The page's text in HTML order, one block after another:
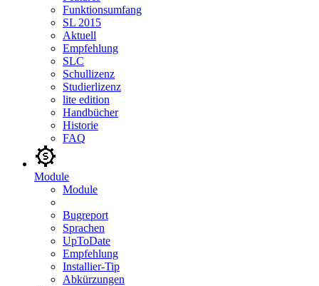
Funktionsumfang
SL 2015
Aktuell
Empfehlung
SLC
Schullizenz
Studierlizenz
lite edition
Handbücher
Historie
FAQ
Module
Module
Bugreport
Sprachen
UpToDate
Empfehlung
Installier-Tip
Abkürzungen